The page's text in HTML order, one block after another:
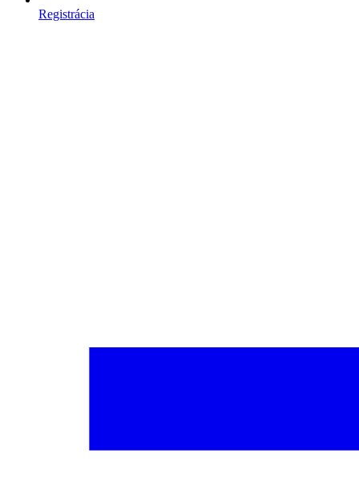
Registrácia